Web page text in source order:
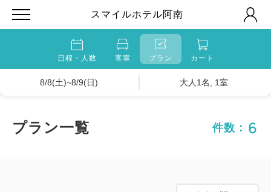
スマイルホテル阿南
日程・人数 客室 プラン カート
8/8(土)~8/9(日) 大人1名, 1室
プラン一覧 件数： 6